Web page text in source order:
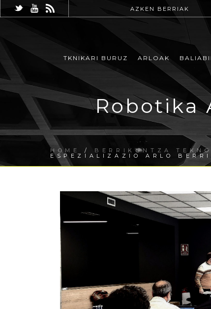
AZKEN BERRIAK
TKNIKARI BURUZ ARLOAK
Robotika
HOME / BERRIKUNTZA
ESPEZIALIZAZIO ARLO